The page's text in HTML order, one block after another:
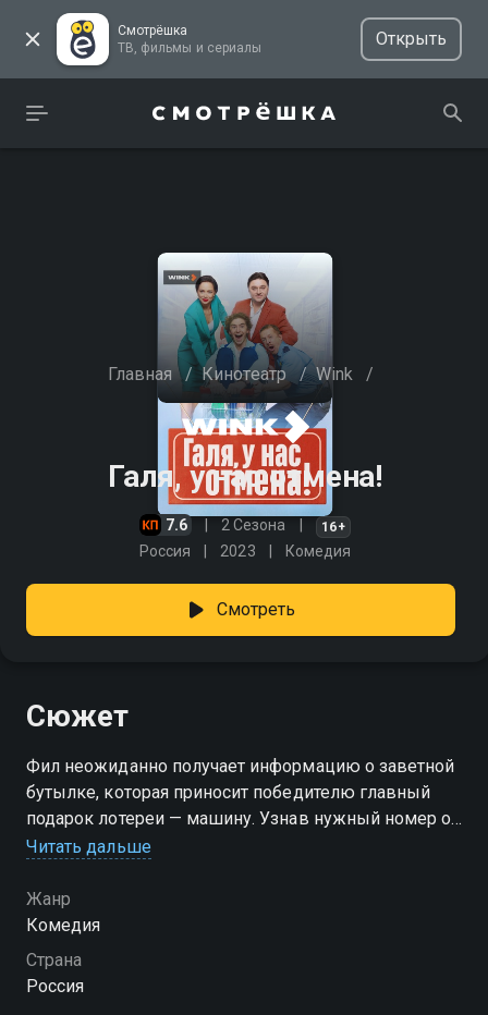
Смотрёшка
ТВ, фильмы и сериалы
Открыть
Главная / Кинотеатр / Wink /
Галя, у нас отмена!
7.6 2 Сезона 16+
Россия 2023 Комедия
Смотреть
Сюжет
Фил неожиданно получает информацию о заветной
бутылке, которая приносит победителю главный
подарок лотереи — машину. Узнав нужный номер от
директора крупного магазина, он сразу понимает,
быстро устраивается туда продавцом, рассчитывая
легко добраться до выигрыша. Но уже в первые
дни всё выходит из-под контроля: по его вине
рушится огромная витрина, и вместо лёгких денег
Читать дальше
Жанр
Комедия
Страна
Россия